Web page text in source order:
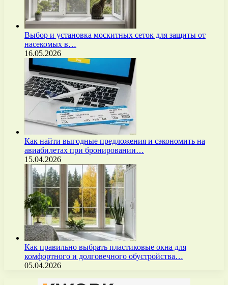
Выбор и установка москитных сеток для защиты от
насекомых в…
16.05.2026
Как найти выгодные предложения и сэкономить на
авиабилетах при бронировании…
15.04.2026
Как правильно выбрать пластиковые окна для
комфортного и долговечного обустройства…
05.04.2026